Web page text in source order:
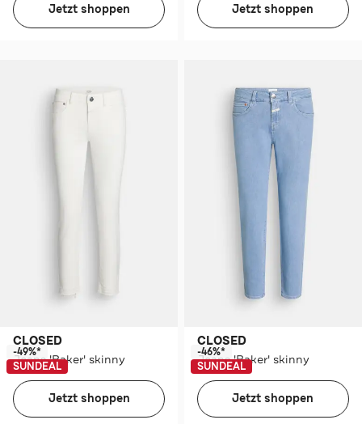
Jetzt shoppen Jetzt shoppen
CLOSED
Jeans 'Baker' skinny
-49%*
SUNDEAL
Jetzt shoppen
CLOSED
Jeans 'Baker' skinny
-46%*
SUNDEAL
Jetzt shoppen